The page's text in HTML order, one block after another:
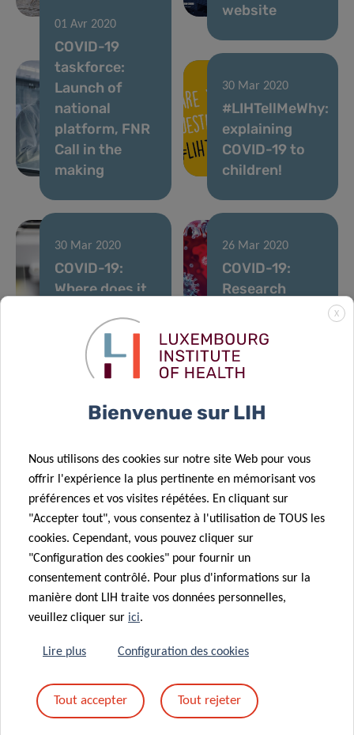
website
01 Avr 2020
COVID-19
taskforce:
Launch of
national
platform, FNR
Call in the
making
30 Mar 2020
#LIHTellMeWhy:
explaining
COVID-19 to
children!
30 Mar 2020
COVID-19:
Where does it
from?
26 Mar 2020
COVID-19:
Research
mobilising
21 Fév 2020
Three LIH
projects to be
“Marie
Individual
Fellowships”
« 1 2 … 6 7
X
Bienvenue sur LIH
Nous utilisons des cookies sur notre site Web pour vous
offrir l'expérience la plus pertinente en mémorisant vos
préférences et vos visites répétées. En cliquant sur
"Accepter tout", vous consentez à l'utilisation de TOUS les
cookies. Cependant, vous pouvez cliquer sur
"Configuration des cookies" pour fournir un
consentement contrôlé. Pour plus d'informations sur la
manière dont LIH traite vos données personnelles,
veuillez cliquer sur ici.
Lire plus Configuration des cookies
Tout accepter Tout rejeter